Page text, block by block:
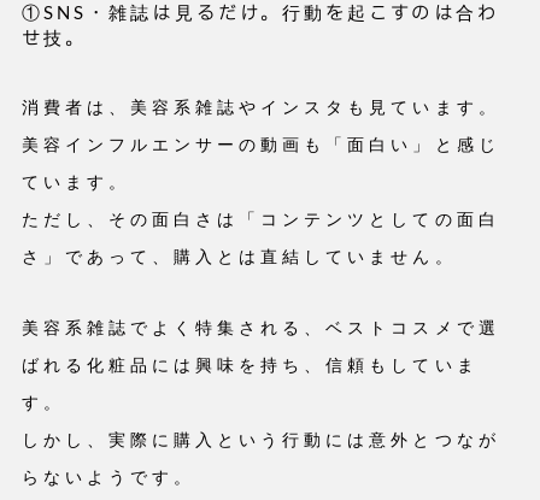
①SNS・雑誌は見るだけ。行動を起こすのは合わ
せ技。
消費者は、美容系雑誌やインスタも見ています。
美容インフルエンサーの動画も「面白い」と感じ
ています。
ただし、その面白さは「コンテンツとしての面白
さ」であって、購入とは直結していません。
美容系雑誌でよく特集される、ベストコスメで選
ばれる化粧品には興味を持ち、信頼もしていま
す。
しかし、実際に購入という行動には意外とつなが
らないようです。